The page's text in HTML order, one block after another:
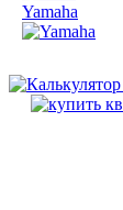
Yamaha